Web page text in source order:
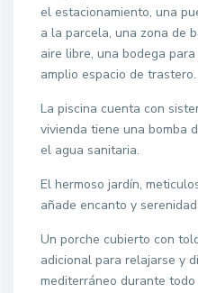
el estacionamiento, una
a la parcela, una zona de
aire libre, una bodega
amplio espacio de trastero.
La piscina cuenta con
vivienda tiene una bomba
el agua sanitaria.
El hermoso jardín,
añade encanto y
Un porche cubierto con
adicional para relajarse y
mediterráneo durante todo